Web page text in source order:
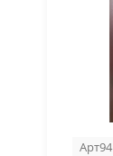
Арт94